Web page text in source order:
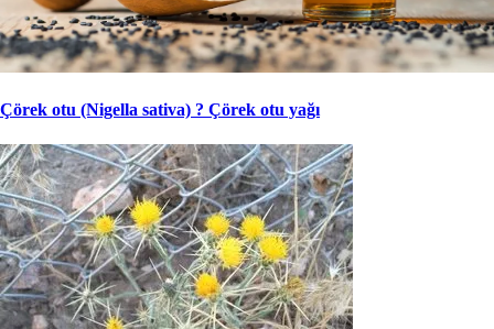
Çörek otu (Nigella sativa) ? Çörek otu yağı